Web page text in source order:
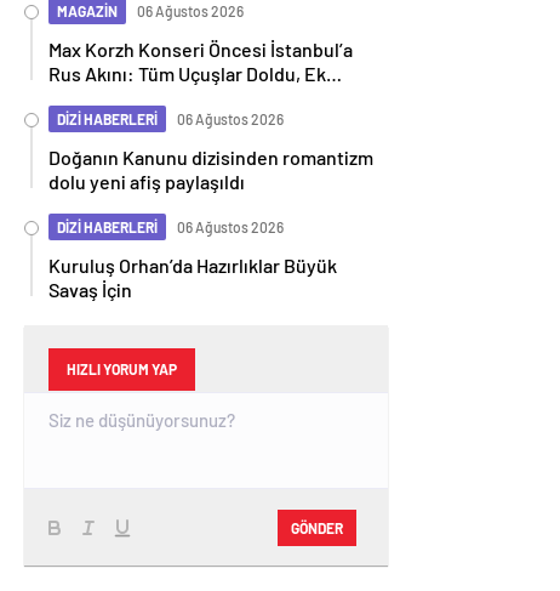
MAGAZİN 06 Ağustos 2026
Max Korzh Konseri Öncesi İstanbul’a
Rus Akını: Tüm Uçuşlar Doldu, Ek
DİZİ HABERLERİ 06 Ağustos 2026
Doğanın Kanunu dizisinden romantizm
dolu yeni afiş paylaşıldı
DİZİ HABERLERİ 06 Ağustos 2026
Kuruluş Orhan’da Hazırlıklar Büyük
Savaş İçin
HIZLI YORUM YAP
GÖNDER